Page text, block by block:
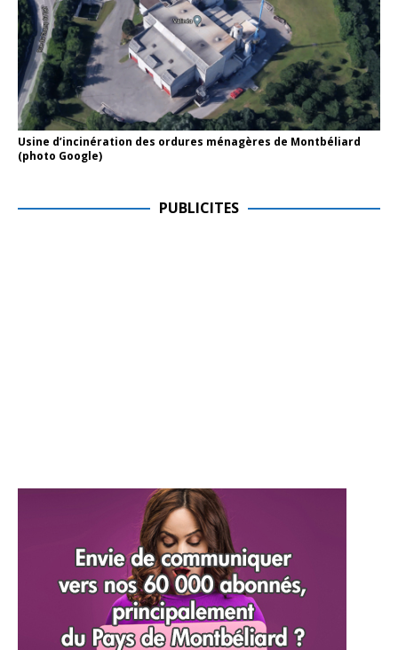
Usine d’incinération des ordures ménagères de Montbéliard
(photo Google)
PUBLICITES